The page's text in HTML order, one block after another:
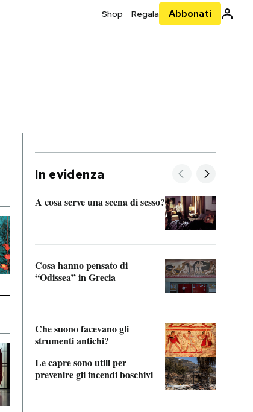
Shop Regala Abbonati
In evidenza
A cosa serve una scena di sesso?
Cosa hanno pensato di
“Odissea” in Grecia
Che suono facevano gli
strumenti antichi?
Le capre sono utili per
prevenire gli incendi boschivi